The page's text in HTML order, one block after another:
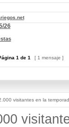
26
1 de 1 [ 1 mensaje ]
visitantes en la